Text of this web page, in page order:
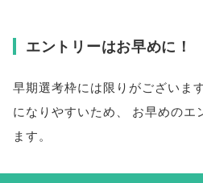
エントリーはお早めに！
早期選考枠には限りがございま
になりやすいため
お早めのエ
ます。